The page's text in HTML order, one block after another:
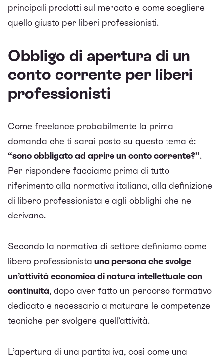
principali prodotti sul mercato e come scegliere
quello giusto per liberi professionisti.
Obbligo di apertura di un
conto corrente per liberi
professionisti
Come freelance probabilmente la prima
domanda che ti sarai posto su questo tema è:
“sono obbligato ad aprire un conto corrente?”.
Per rispondere facciamo prima di tutto
riferimento alla normativa italiana, alla definizione
di libero professionista e agli obblighi che ne
derivano.
Secondo la normativa di settore definiamo come
libero professionista una persona che svolge
un’attività economica di natura intellettuale con
continuità, dopo aver fatto un percorso formativo
dedicato e necessario a maturare le competenze
tecniche per svolgere quell’attività.
L’apertura di una partita iva, così come una